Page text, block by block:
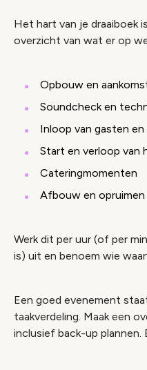
Het hart van je draaiboek
overzicht van wat er op
Opbouw en
Soundcheck en
Inloop van gasten
Start en verloop van
Cateringmomenten
Afbouw en opruimen
Werk dit per uur (of per
is) uit en benoem wie
Een goed evenement
taakverdeling. Maak een
inclusief back-up plannen.